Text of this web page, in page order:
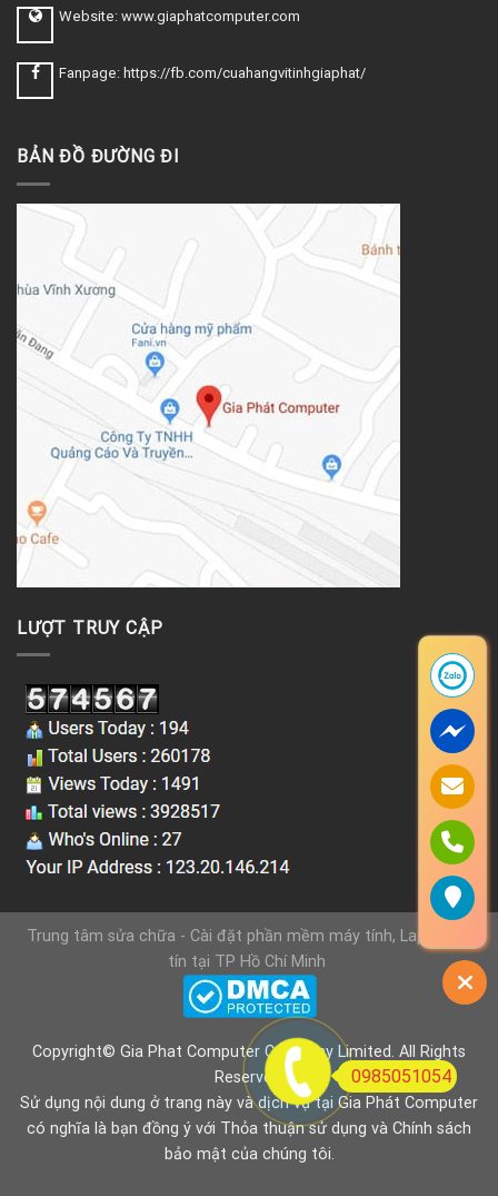
Website: www.giaphatcomputer.com
Fanpage: https://fb.com/cuahangvitinhgiaphat/
BẢN ĐỒ ĐƯỜNG ĐI
LƯỢT TRUY CẬP
Trung tâm sửa chữa - Cài đặt phần mềm máy tính, Laptop uy
tín tại TP Hồ Chí Minh
Copyright© Gia Phat Computer Company Limited. All Rights
Reserved.
Sử dụng nội dung ở trang này và dịch vụ tại Gia Phát Computer
có nghĩa là bạn đồng ý với Thỏa thuận sử dụng và Chính sách
bảo mật của chúng tôi.
0985051054